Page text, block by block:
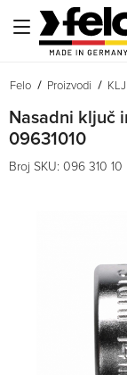
Felo Proizvodi
Nasadni ključ
09631010
Broj SKU: 096 310 10